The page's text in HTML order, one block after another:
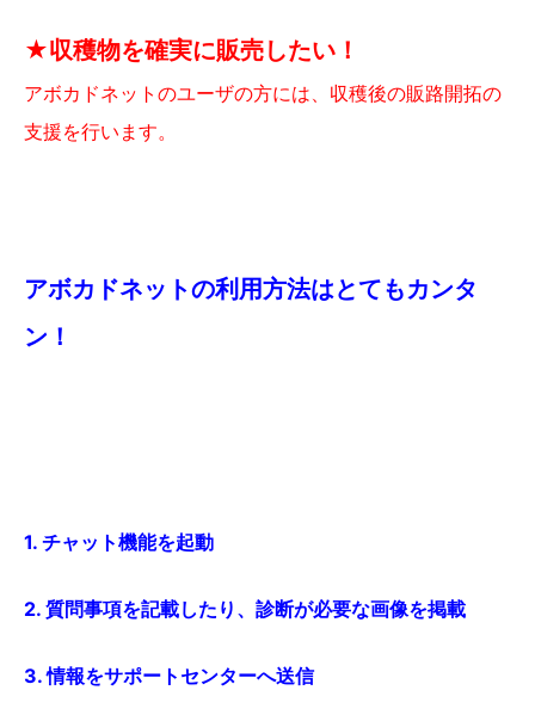
★収穫物を確実に販売したい！
アボカドネットのユーザの方には、収穫後の販路開拓の
支援を行います。
アボカドネットの利用方法はとてもカンタ
ン！
1. チャット機能を起動
2. 質問事項を記載したり、診断が必要な画像を掲載
3. 情報をサポートセンターへ送信